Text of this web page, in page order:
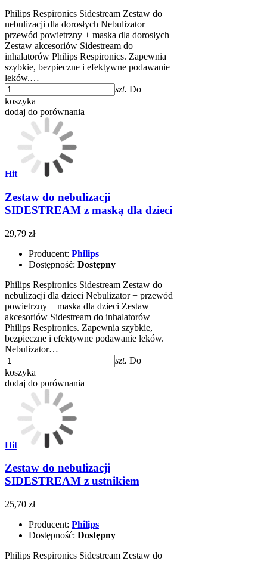
Philips Respironics Sidestream Zestaw do
nebulizacji dla dorosłych Nebulizator +
przewód powietrzny + maska dla dorosłych
Zestaw akcesoriów Sidestream do
inhalatorów Philips Respironics. Zapewnia
szybkie, bezpieczne i efektywne podawanie
leków.…
szt. Do
koszyka
dodaj do porównania
Hit
Zestaw do nebulizacji
SIDESTREAM z maską dla dzieci
29,79 zł
Producent: Philips
Dostępność: Dostępny
Philips Respironics Sidestream Zestaw do
nebulizacji dla dzieci Nebulizator + przewód
powietrzny + maska dla dzieci Zestaw
akcesoriów Sidestream do inhalatorów
Philips Respironics. Zapewnia szybkie,
bezpieczne i efektywne podawanie leków.
Nebulizator…
szt. Do
koszyka
dodaj do porównania
Hit
Zestaw do nebulizacji
SIDESTREAM z ustnikiem
25,70 zł
Producent: Philips
Dostępność: Dostępny
Philips Respironics Sidestream Zestaw do